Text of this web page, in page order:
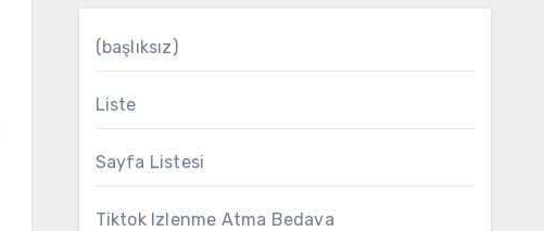
(başlıksız)
Liste
Sayfa Listesi
Tiktok Izlenme Atma Bedava